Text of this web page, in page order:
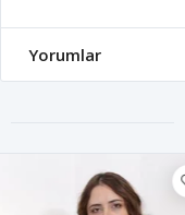
Yorumlar